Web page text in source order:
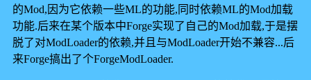
的Mod,因为它依赖一些ML的功能,同时依赖ML的Mod加载
功能.后来在某个版本中Forge实现了自己的Mod加载,于是摆
脱了对ModLoader的依赖,并且与ModLoader开始不兼容...后
来Forge搞出了个ForgeModLoader.